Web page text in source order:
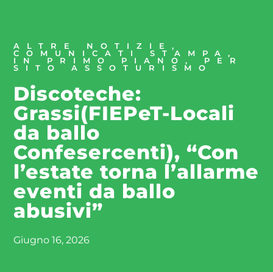
ALTRE NOTIZIE,
COMUNICATI STAMPA,
IN PRIMO PIANO, PER
SITO ASSOTURISMO
Discoteche:
Grassi(FIEPeT-Locali
da ballo
Confesercenti), “Con
l’estate torna l’allarme
eventi da ballo
abusivi”
Giugno 16, 2026